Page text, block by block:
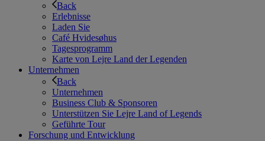
Back
Erlebnisse
Laden Sie
Café Hvidesøhus
Tagesprogramm
Karte von Lejre Land der Legenden
Unternehmen
Back
Unternehmen
Business Club & Sponsoren
Unterstützen Sie Lejre Land of Legends
Geführte Tour
Forschung und Entwicklung